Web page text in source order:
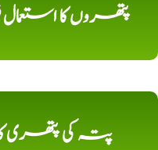
پتھروں کا
پتہ کی پتھری